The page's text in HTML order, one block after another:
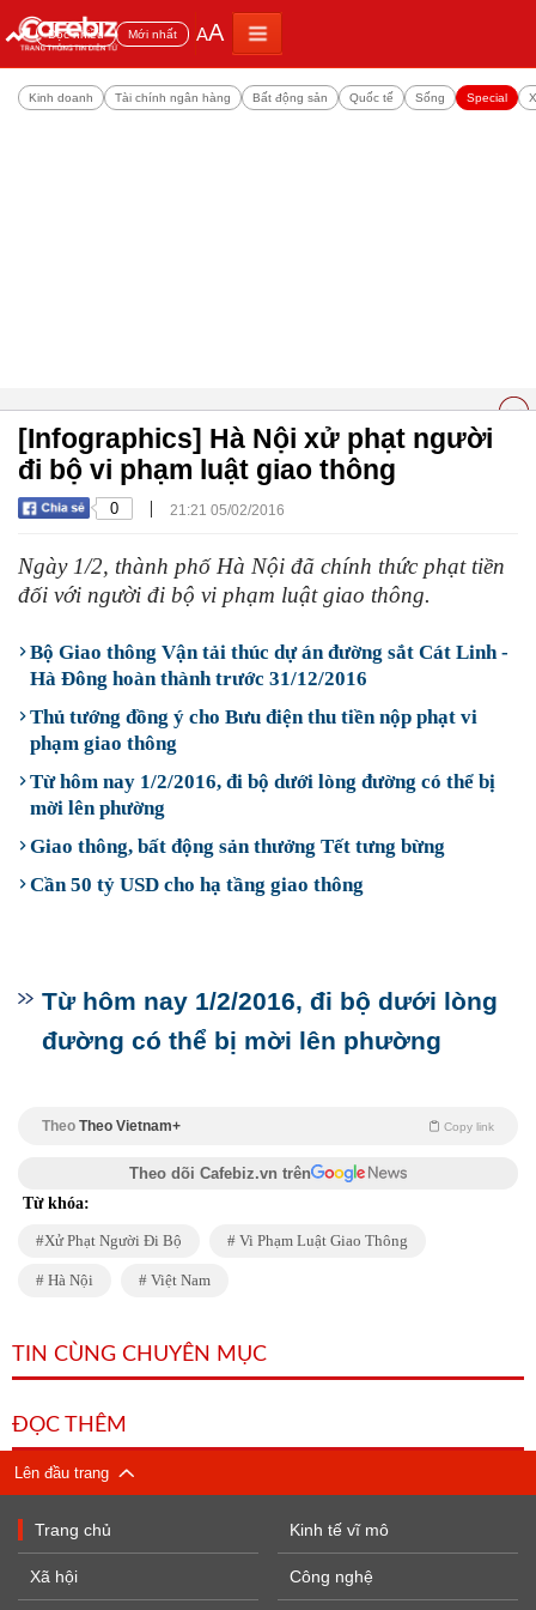
Đọc nhiều Mới nhất AA
Kinh doanh Tài chính ngân hàng Bất động sản Quốc tế Sống Special
[Infographics] Hà Nội xử phạt người
đi bộ vi phạm luật giao thông
0 | 21:21 05/02/2016
Ngày 1/2, thành phố Hà Nội đã chính thức phạt tiền
đối với người đi bộ vi phạm luật giao thông.
Bộ Giao thông Vận tải thúc dự án đường sắt Cát Linh -
Hà Đông hoàn thành trước 31/12/2016
Thủ tướng đồng ý cho Bưu điện thu tiền nộp phạt vi
phạm giao thông
Từ hôm nay 1/2/2016, đi bộ dưới lòng đường có thể bị
mời lên phường
Giao thông, bất động sản thưởng Tết tưng bừng
​Cần 50 tỷ USD cho hạ tầng giao thông
Từ hôm nay 1/2/2016, đi bộ dưới lòng
đường có thể bị mời lên phường
Theo Theo Vietnam+ Copy link
Theo dõi Cafebiz.vn trên
Từ khóa:
Xử Phạt Người Đi Bộ Vi Phạm Luật Giao Thông
Hà Nội Việt Nam
TIN CÙNG CHUYÊN MỤC
ĐỌC THÊM
Lên đầu trang
Trang chủ
Xã hội
Kinh tế vĩ mô
Công nghệ